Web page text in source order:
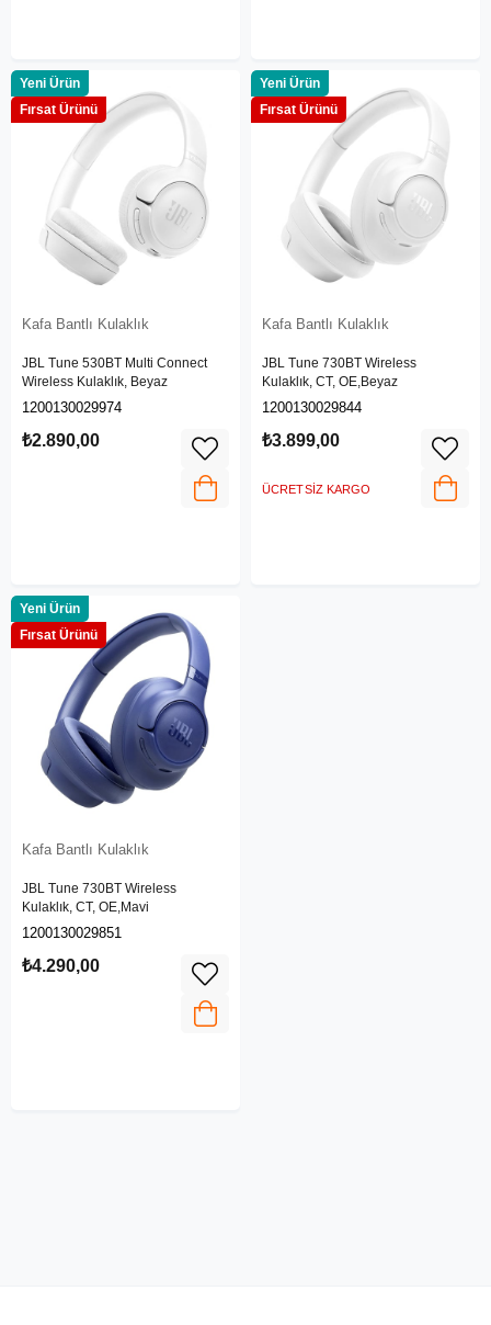
Kafa Bantlı Kulaklık
JBL Tune 530BT Multi Connect
Wireless Kulaklık, Beyaz
1200130029974
₺2.890,00
Yeni Ürün
Fırsat Ürünü
Kafa Bantlı Kulaklık
JBL Tune 730BT Wireless
Kulaklık, CT, OE,Beyaz
1200130029844
₺3.899,00
ÜCRETSIZ KARGO
Yeni Ürün
Fırsat Ürünü
Kafa Bantlı Kulaklık
JBL Tune 730BT Wireless
Kulaklık, CT, OE,Mavi
1200130029851
₺4.290,00
Yeni Ürün
Fırsat Ürünü